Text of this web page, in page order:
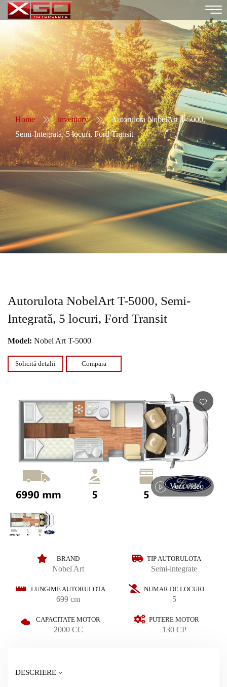
Home inventory
Autorulota NobelArt T-5000,
Semi-Integrată, 5 locuri, Ford Transit
Autorulota NobelArt T-5000, Semi-
Integrată, 5 locuri, Ford Transit
Model: Nobel Art T-5000
Solicită detalii Compara
Vezi video
BRAND
Nobel Art
TIP AUTORULOTA
Semi-integrate
LUNGIME AUTORULOTA
699 cm
NUMAR DE LOCURI
5
CAPACITATE MOTOR
2000 CC
PUTERE MOTOR
130 CP
DESCRIERE